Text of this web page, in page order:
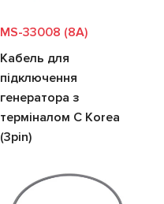
MS-33008 (8A)
Кабель для
підключення
генератора з
терміналом C Korea
(3pin)